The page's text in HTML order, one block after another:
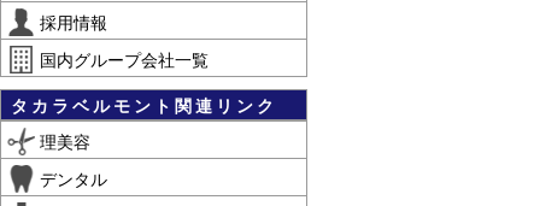
採用情報
国内グループ会社一覧
タカラベルモント関連リンク
理美容
デンタル